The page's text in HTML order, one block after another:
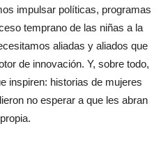
impulsar políticas, programas
temprano de las niñas a la
aliadas y aliados que
de innovación. Y, sobre todo,
inspiren: historias de mujeres
no esperar a que les abran